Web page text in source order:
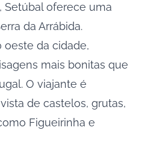
Setúbal oferece uma
da Arrábida.
oeste da cidade,
mais bonitas que
O viajante é
de castelos, grutas,
Figueirinha e